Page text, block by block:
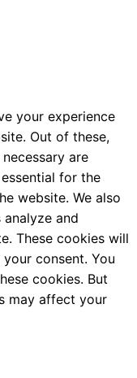
your experience
Out of these,
are
for the
website. We also
and
These cookies will
consent. You
cookies. But
may affect your